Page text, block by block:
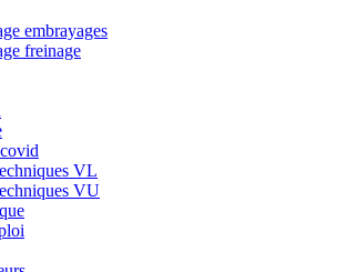
embrayages
freinage
VL
VU